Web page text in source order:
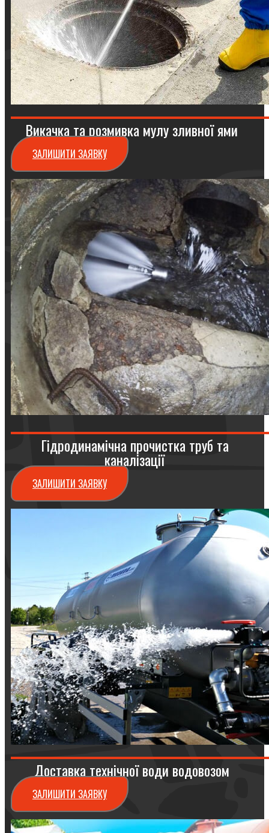
Викачка та розмивка мулу зливної ями
ЗАЛИШИТИ ЗАЯВКУ
Гідродинамічна прочистка труб та
каналізації
ЗАЛИШИТИ ЗАЯВКУ
Доставка технічної води водовозом
ЗАЛИШИТИ ЗАЯВКУ